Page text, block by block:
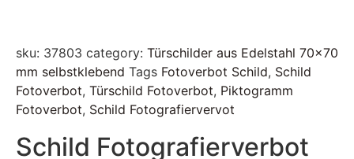
sku: 37803 category: Türschilder aus Edelstahl 70x70
mm selbstklebend Tags Fotoverbot Schild, Schild
Fotoverbot, Türschild Fotoverbot, Piktogramm
Fotoverbot, Schild Fotografiervervot
Schild Fotografierverbot